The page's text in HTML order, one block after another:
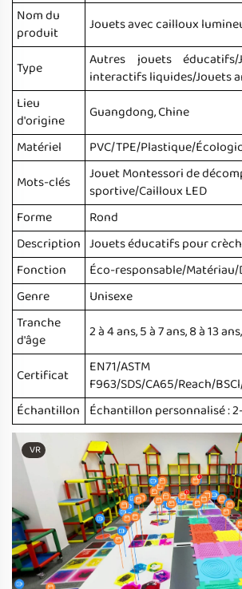
Nom du
produit
Jouets avec cailloux
Type
Autres jouets éducatifs/
interactifs liquides/Jouets
Lieu
d'origine
Guangdong, Chine
Matériel
PVC/TPE/Plastique/
Mots-clés
Jouet Montessori de
sportive/Cailloux LED
Forme
Rond
Description Jouets éducatifs pour
Fonction
Éco-responsable/
Genre
Unisexe
Tranche
d'âge
2 à 4 ans, 5 à 7 ans, 8 à 13
Certificat
EN71/ASTM
F963/SDS/CA65/Reach/
Échantillon Échantillon personnalisé :
VR